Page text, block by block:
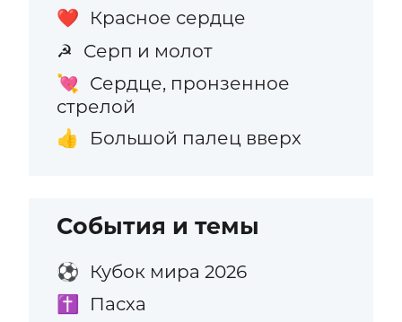
❤️ Красное сердце
☭ Серп и молот
💘
Сердце, пронзенное
стрелой
👍 Большой палец вверх
События и темы
⚽ Кубок мира 2026
✝️ Пасха